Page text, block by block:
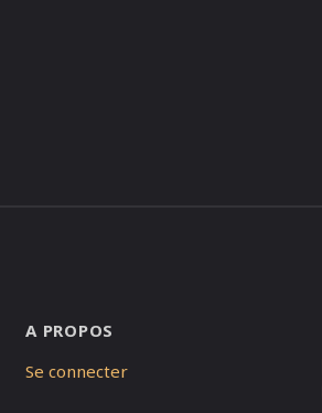
A PROPOS
Se connecter